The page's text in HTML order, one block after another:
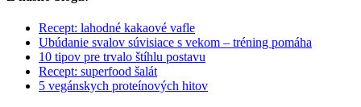
Recept: lahodné kakaové vafle
Ubúdanie svalov súvisiace s vekom – tréning pomáha
10 tipov pre trvalo štíhlu postavu
Recept: superfood šalát
5 vegánskych proteínových hitov